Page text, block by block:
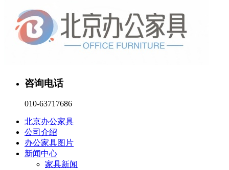
咨询电话
010-63717686
北京办公家具
公司介绍
办公家具图片
新闻中心
家具新闻